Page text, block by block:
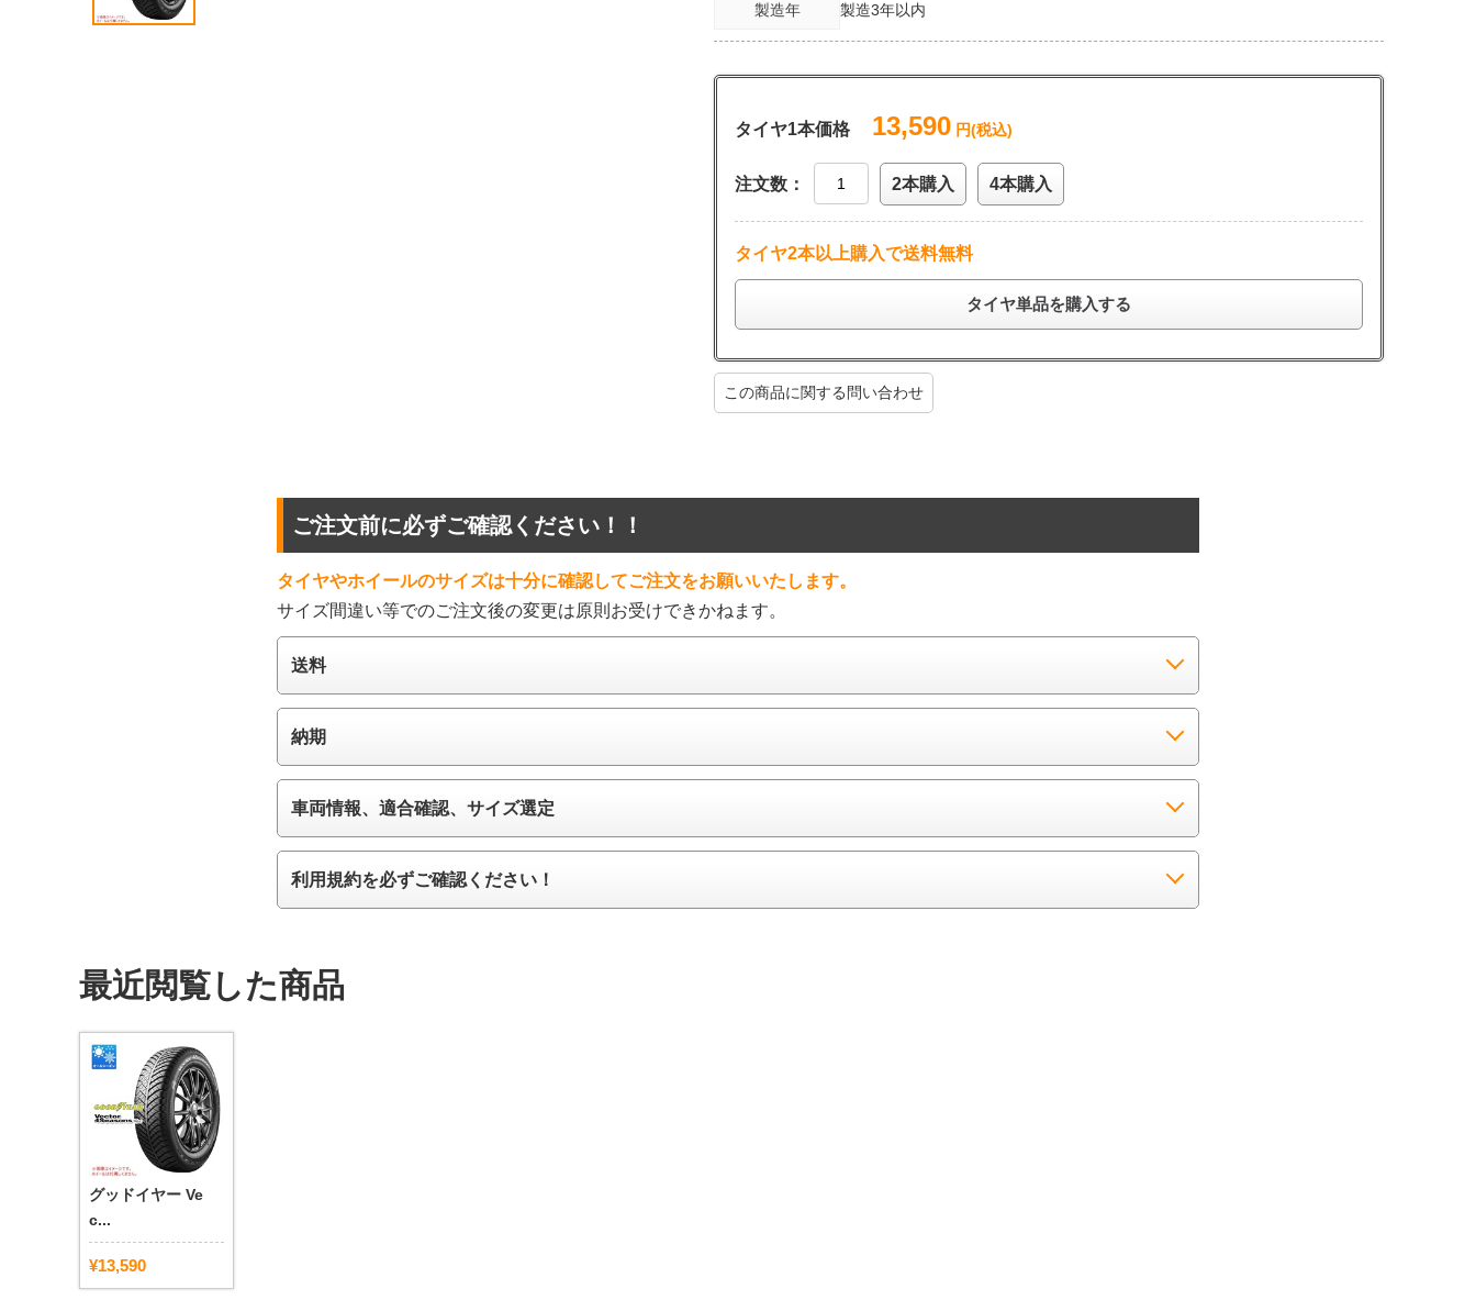
製造年 製造3年以内
タイヤ1本価格 13,590 円(税込)
注文数： 2本購入 4本購入
タイヤ2本以上購入で送料無料
タイヤ単品を購入する
この商品に関する問い合わせ
ご注文前に必ずご確認ください！！
タイヤやホイールのサイズは十分に確認してご注文をお願いいたします。
サイズ間違い等でのご注文後の変更は原則お受けできかねます。
送料
納期
車両情報、適合確認、サイズ選定
利用規約を必ずご確認ください！
最近閲覧した商品
グッドイヤー Ve
c...
¥13,590